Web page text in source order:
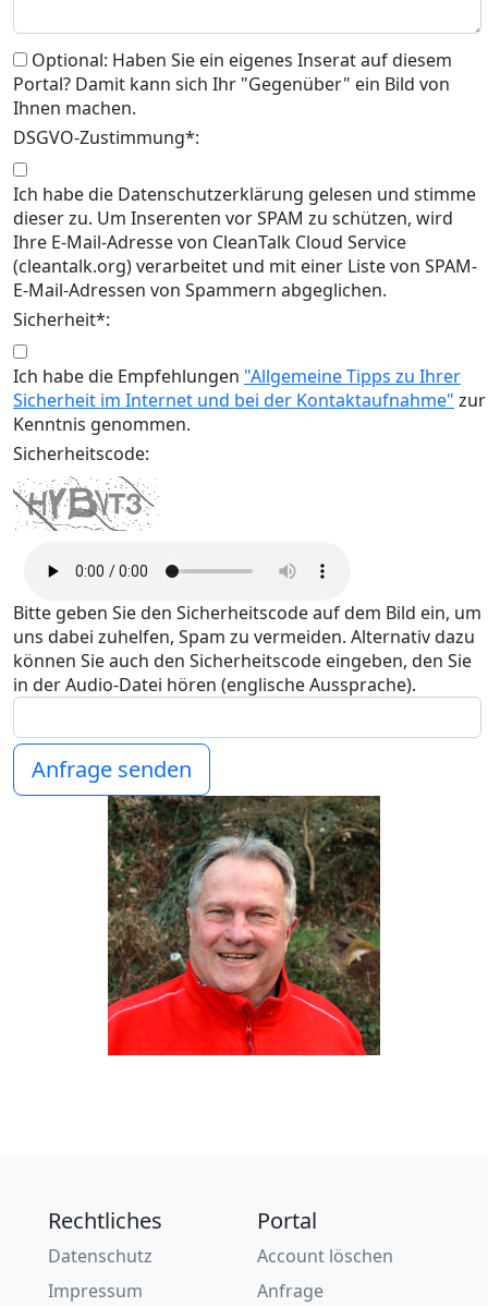
Optional: Haben Sie ein eigenes Inserat auf diesem
Portal? Damit kann sich Ihr "Gegenüber" ein Bild von
Ihnen machen.
DSGVO-Zustimmung*:
Ich habe die Datenschutzerklärung gelesen und stimme
dieser zu. Um Inserenten vor SPAM zu schützen, wird
Ihre E-Mail-Adresse von CleanTalk Cloud Service
(cleantalk.org) verarbeitet und mit einer Liste von SPAM-
E-Mail-Adressen von Spammern abgeglichen.
Sicherheit*:
Ich habe die Empfehlungen "Allgemeine Tipps zu Ihrer
Sicherheit im Internet und bei der Kontaktaufnahme" zur
Kenntnis genommen.
Sicherheitscode:
Bitte geben Sie den Sicherheitscode auf dem Bild ein, um
uns dabei zuhelfen, Spam zu vermeiden. Alternativ dazu
können Sie auch den Sicherheitscode eingeben, den Sie
in der Audio-Datei hören (englische Aussprache).
Anfrage senden
Rechtliches
Datenschutz
Impressum
Portal
Account löschen
Anfrage